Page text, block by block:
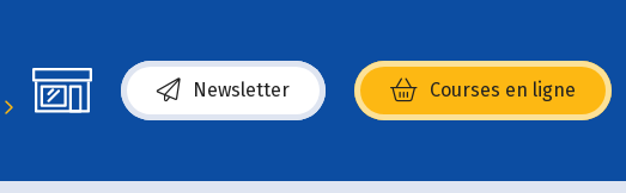
Newsletter Courses en ligne
(s’ouvre dans une nouvelle fenêtre)